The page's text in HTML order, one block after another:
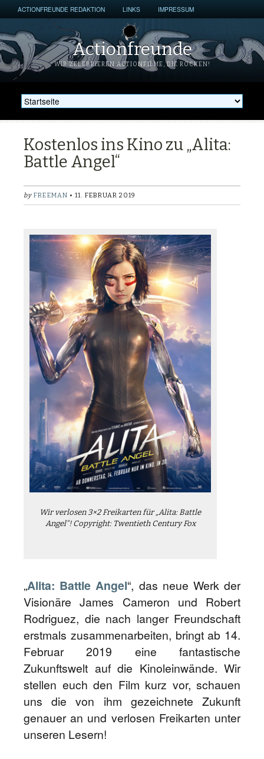
ACTIONFREUNDE REDAKTION LINKS IMPRESSUM
Actionfreunde
WIR ZELEBRIEREN ACTIONFILME, DIE ROCKEN!
Kostenlos ins Kino zu „Alita:
Battle Angel“
by FREEMAN • 11. FEBRUAR 2019
Wir verlosen 3×2 Freikarten für „Alita: Battle
Angel“! Copyright: Twentieth Century Fox
„Alita: Battle Angel“, das neue Werk der
Visionäre James Cameron und Robert
Rodriguez, die nach langer Freundschaft
erstmals zusammenarbeiten, bringt ab 14.
Februar 2019 eine fantastische
Zukunftswelt auf die Kinoleinwände. Wir
stellen euch den Film kurz vor, schauen
uns die von ihm gezeichnete Zukunft
genauer an und verlosen Freikarten unter
unseren Lesern!